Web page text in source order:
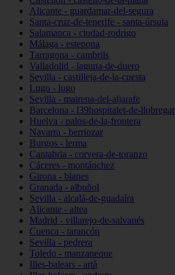
Alicante - guardamar-del-segura
Santa-cruz-de-tenerife - santa-úrsula
Salamanca - ciudad-rodrigo
Málaga - estepona
Tarragona - cambrils
Valladolid - laguna-de-duero
Sevilla - castilleja-de-la-cuesta
Lugo - lugo
Sevilla - mairena-del-aljarafe
Barcelona - l39hospitalet-de-llobregat
Huelva - palos-de-la-frontera
Navarra - berriozar
Burgos - lerma
Cantabria - corvera-de-toranzo
Cáceres - montánchez
Girona - blanes
Granada - albuñol
Sevilla - alcalá-de-guadaíra
Alicante - altea
Madrid - villarejo-de-salvanés
Cuenca - tarancón
Sevilla - pedrera
Toledo - manzaneque
Illes-balears - artà